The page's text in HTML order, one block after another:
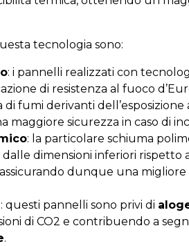
tecnologia sono:
: i pannelli realizzati con
di resistenza al fuoco
di fumi derivanti
maggiore sicurezza in caso di
: la particolare schiuma
dimensioni inferiori rispetto
dunque una
: questi pannelli sono privi di
di CO2 e contribuendo a
.